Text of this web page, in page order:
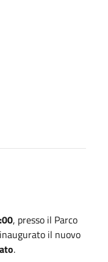
, presso il Parco
il nuovo
.